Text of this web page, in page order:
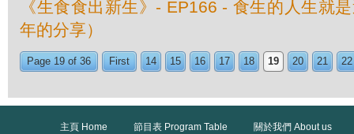
《生食食出新生》- EP166 - 食生的人生就
年的分享）
Page 19 of 36 First 14 15 16 17 18 19 20 21 22
主頁 Home 節目表 Program Table
關於我們 About us